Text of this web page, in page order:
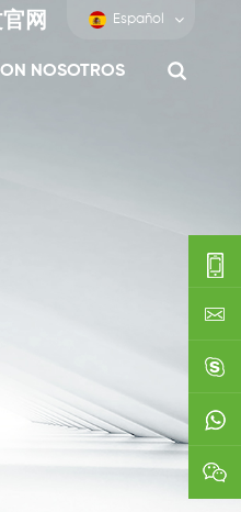
网 Español
NOSOTROS
0086-
0592-